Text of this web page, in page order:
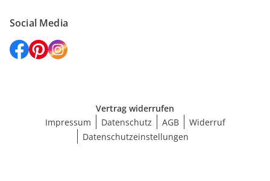
Social Media
Vertrag widerrufen
Impressum
Datenschutz AGB
Widerruf
Datenschutzeinstellungen